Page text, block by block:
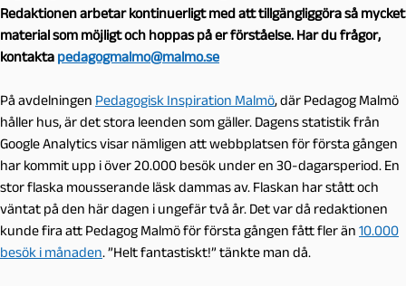
Redaktionen arbetar kontinuerligt med att tillgängliggöra så mycket
material som möjligt och hoppas på er förståelse. Har du frågor,
kontakta pedagogmalmo@malmo.se
På avdelningen Pedagogisk Inspiration Malmö, där Pedagog Malmö
håller hus, är det stora leenden som gäller. Dagens statistik från
Google Analytics visar nämligen att webbplatsen för första gången
har kommit upp i över 20.000 besök under en 30-dagarsperiod. En
stor flaska mousserande läsk dammas av. Flaskan har stått och
väntat på den här dagen i ungefär två år. Det var då redaktionen
kunde fira att Pedagog Malmö för första gången fått fler än 10.000
besök i månaden. ”Helt fantastiskt!” tänkte man då.